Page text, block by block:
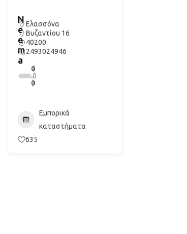
N
e
e
m
a
0
.
0
(
0
)
Ελασσόνα
Βυζαντίου 16
40200
2493024946
Εμπορικά
καταστήματα
635